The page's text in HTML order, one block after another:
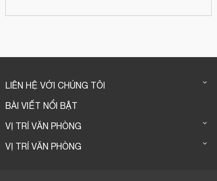
LIÊN HỆ VỚI CHÚNG TÔI
BÀI VIẾT NỔI BẬT
VỊ TRÍ VĂN PHÒNG
VỊ TRÍ VĂN PHÒNG